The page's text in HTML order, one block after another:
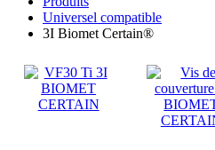
Universel compatible
3I Biomet Certain®